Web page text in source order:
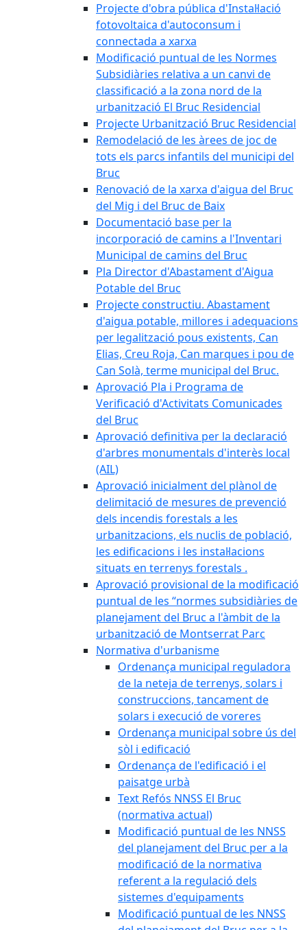
Projecte d'obra pública d'Instal·lació
fotovoltaica d'autoconsum i
connectada a xarxa
Modificació puntual de les Normes
Subsidiàries relativa a un canvi de
classificació a la zona nord de la
urbanització El Bruc Residencial
Projecte Urbanització Bruc Residencial
Remodelació de les àrees de joc de
tots els parcs infantils del municipi del
Bruc
Renovació de la xarxa d'aigua del Bruc
del Mig i del Bruc de Baix
Documentació base per la
incorporació de camins a l'Inventari
Municipal de camins del Bruc
Pla Director d'Abastament d'Aigua
Potable del Bruc
Projecte constructiu. Abastament
d'aigua potable, millores i adequacions
per legalització pous existents, Can
Elias, Creu Roja, Can marques i pou de
Can Solà, terme municipal del Bruc.
Aprovació Pla i Programa de
Verificació d'Activitats Comunicades
del Bruc
Aprovació definitiva per la declaració
d'arbres monumentals d'interès local
(AIL)
Aprovació inicialment del plànol de
delimitació de mesures de prevenció
dels incendis forestals a les
urbanitzacions, els nuclis de població,
les edificacions i les instal·lacions
situats en terrenys forestals .
Aprovació provisional de la modificació
puntual de les “normes subsidiàries de
planejament del Bruc a l'àmbit de la
urbanització de Montserrat Parc
Normativa d'urbanisme
Ordenança municipal reguladora
de la neteja de terrenys, solars i
construccions, tancament de
solars i execució de voreres
Ordenança municipal sobre ús del
sòl i edificació
Ordenança de l'edificació i el
paisatge urbà
Text Refós NNSS El Bruc
(normativa actual)
Modificació puntual de les NNSS
del planejament del Bruc per a la
modificació de la normativa
referent a la regulació dels
sistemes d'equipaments
Modificació puntual de les NNSS